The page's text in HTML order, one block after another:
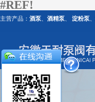
#REF!
主营产品： 酒泵、 酒精泵、 淀粉泵、